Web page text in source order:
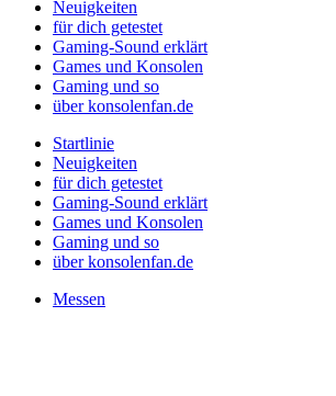
Neuigkeiten
für dich getestet
Gaming-Sound erklärt
Games und Konsolen
Gaming und so
über konsolenfan.de
Startlinie
Neuigkeiten
für dich getestet
Gaming-Sound erklärt
Games und Konsolen
Gaming und so
über konsolenfan.de
Messen